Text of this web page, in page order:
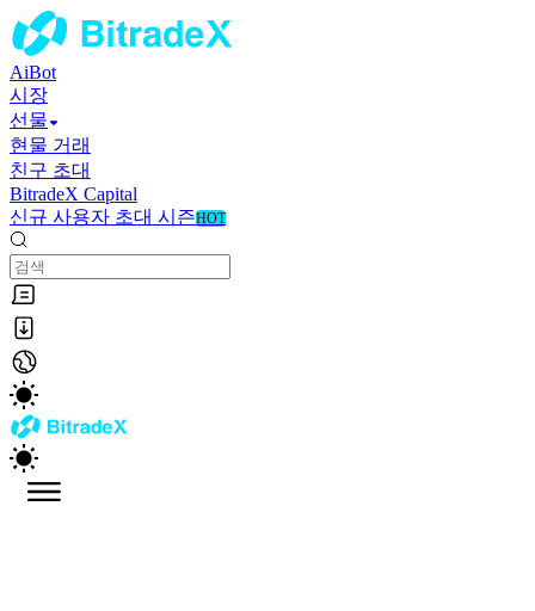
AiBot
시장
선물
현물 거래
친구 초대
BitradeX Capital
신규 사용자 초대 시즌HOT